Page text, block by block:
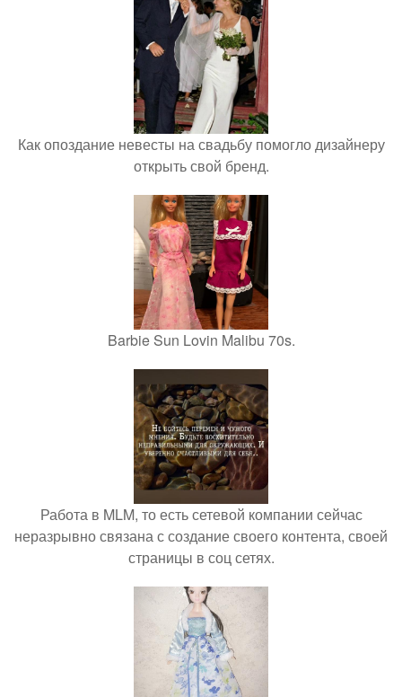
Как опоздание невесты на свадьбу помогло дизайнеру
открыть свой бренд.
Barbie Sun Lovin Malibu 70s.
Работа в MLM, то есть сетевой компании сейчас
неразрывно связана с создание своего контента, своей
страницы в соц сетях.